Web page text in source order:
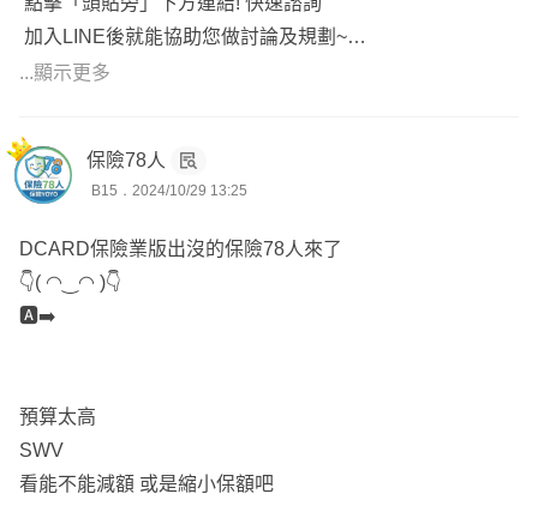
＃投保順序保大再保小，瞻前「一次金給付」又 顧後「住
院治療靠醫療實支實付」。
🌓保險年資 11年
🌔擅長各家商品搭配及條款分析
🌪️從北到南皆有服務
💥諮詢建議點選頭像的聯絡資訊
加入LINE後就能協助您做討論及規劃~
#如需更清楚的說明，也可以將表格提供參考
...顯示更多
保險78人
B15．2024/10/29 13:25
DCARD保險業版出沒的保險78人來了
👇( ◠‿◠ )👇
🅰️➡️
預算太高
SWV
看能不能減額 或是縮小保額吧